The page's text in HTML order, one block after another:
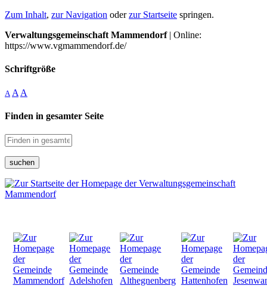
Zum Inhalt, zur Navigation oderzur Startseite springen.
Verwaltungsgemeinschaft Mammendorf| Online:
https://www.vgmammendorf.de/
Schriftgröße
A A A
Finden in gesamter Seite
suchen